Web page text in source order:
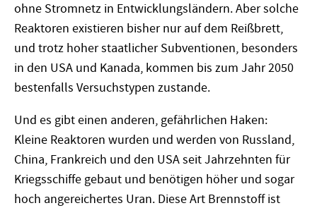
ohne Stromnetz in Entwicklungsländern. Aber solche
Reaktoren existieren bisher nur auf dem Reißbrett,
und trotz hoher staatlicher Subventionen, besonders
in den USA und Kanada, kommen bis zum Jahr 2050
bestenfalls Versuchstypen zustande.
Und es gibt einen anderen, gefährlichen Haken:
Kleine Reaktoren wurden und werden von Russland,
China, Frankreich und den USA seit Jahrzehnten für
Kriegsschiffe gebaut und benötigen höher und sogar
hoch angereichertes Uran. Diese Art Brennstoff ist